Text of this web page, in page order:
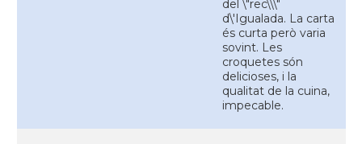
del \"rec\\\"
d\'Igualada. La carta
és curta però varia
sovint. Les
croquetes són
delicioses, i la
qualitat de la cuina,
impecable.